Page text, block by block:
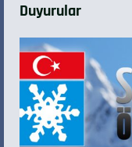
Duyurular